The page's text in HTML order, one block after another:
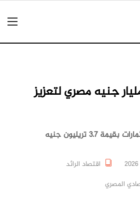
تخصص 90 مليار جنيه مصري لتعزيز
تريليون جنيه
اقتصاد الرائد
المصري